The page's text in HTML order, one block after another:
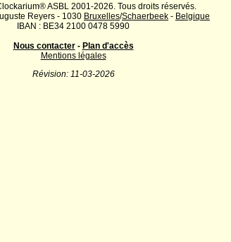
ASBL 2001-2026. Tous droits réservés.
Reyers - 1030 Bruxelles/Schaerbeek - Belgique
IBAN : BE34 2100 0478 5990
Nous contacter- Plan d'accès
Mentions légales
Révision: 11-03-2026